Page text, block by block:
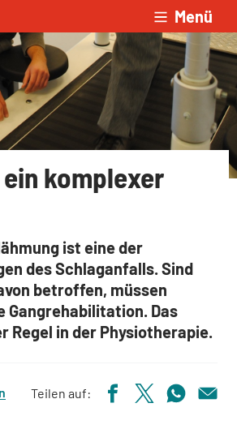
Menü
komplexer
ist eine der
des Schlaganfalls. Sind
betroffen, müssen
Gangrehabilitation. Das
Regel in der Physiotherapie.
Teilen auf: